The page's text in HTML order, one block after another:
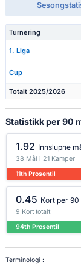
Turnering
1. Liga
Cup
Totalt 2025/2026
Statistikk per 90
1.92 Innslupne
38 Mål i 21 Kamper
11th Prosentil
0.45 Kort per 90
9 Kort totalt
94th Prosentil
Terminologi :